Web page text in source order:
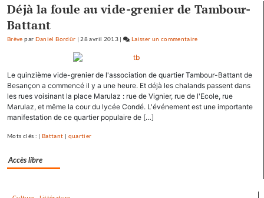
Déjà la foule au vide-grenier de Tambour-
Battant
Brève par Daniel Bordür |28 avril 2013 | Laisser un commentaire
se
ressource
à
Mamirolle
Le quinzième vide-grenier de l'association de quartier Tambour-Battant de
Besançon a commencé il y a une heure. Et déjà les chalands passent dans
les rues voisinant la place Marulaz : rue de Vignier, rue de l'Ecole, rue
Marulaz, et même la cour du lycée Condé. L'événement est une importante
manifestation de ce quartier populaire de […]
Mots clés : |Battant | quartier
Accès libre